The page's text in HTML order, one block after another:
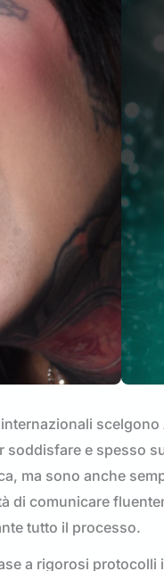
soddisfare e spesso
ma sono anche
di comunicare
tutto il processo.
a rigorosi